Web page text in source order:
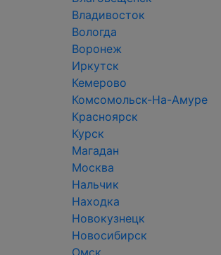
Владивосток
Вологда
Воронеж
Иркутск
Кемерово
Комсомольск-На-Амуре
Красноярск
Курск
Магадан
Москва
Нальчик
Находка
Новокузнецк
Новосибирск
Омск